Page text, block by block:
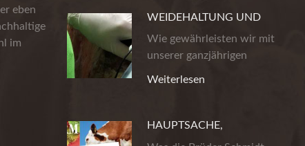
eben
im
WEIDEHALTUNG UND
PRODUKTSICHERHEIT
Wie gewährleisten wir mit
unserer ganzjährigen
Weiterlesen
HAUPTSACHE,
GEMUHTLICH!